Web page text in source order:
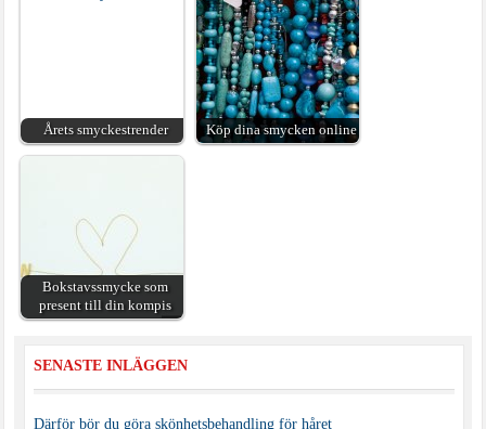
Årets smyckestrender Köp dina smycken online
Bokstavssmycke som
present till din kompis
SENASTE INLÄGGEN
Därför bör du göra skönhetsbehandling för håret